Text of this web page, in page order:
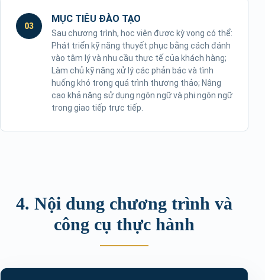
03
MỤC TIÊU ĐÀO TẠO
Sau chương trình, học viên được kỳ vọng có thể:
Phát triển kỹ năng thuyết phục bằng cách đánh
vào tâm lý và nhu cầu thực tế của khách hàng;
Làm chủ kỹ năng xử lý các phản bác và tình
huống khó trong quá trình thương thảo; Nâng
cao khả năng sử dụng ngôn ngữ và phi ngôn ngữ
trong giao tiếp trực tiếp.
4. Nội dung chương trình và
công cụ thực hành